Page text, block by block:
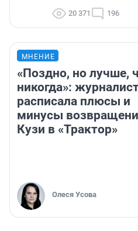
20 371 196
МНЕНИЕ
«Поздно, но лучше,
никогда»:
расписала плюсы и
минусы
Кузи в «Трактор»
Олеся Усова